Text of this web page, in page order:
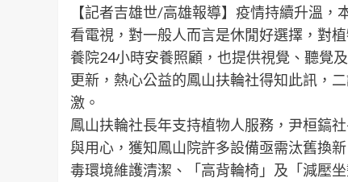
【記者吉雄世/高雄報導】疫情持續升溫
看電視，對一般人而言是休閒好選擇，對
養院24小時安養照顧，也提供視覺、聽覺
更新，熱心公益的鳳山扶輪社得知此訊，
激。
鳳山扶輪社長年支持植物人服務，尹桓鎬
與用心，獲知鳳山院許多設備亟需汰舊換
毒環境維護清潔、「高背輪椅」及「減壓